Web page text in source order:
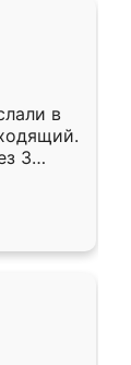
в
3